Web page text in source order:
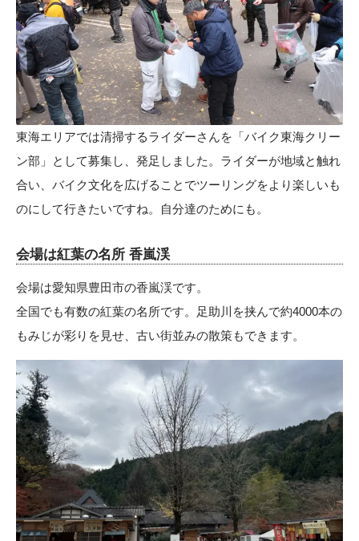
東海エリアでは清掃するライダーさんを「バイク東海クリー
ン部」として募集し、発足しました。ライダーが地域と触れ
合い、バイク文化を広げることでツーリングをより楽しいも
のにして行きたいですね。自分達のためにも。
会場は紅葉の名所 香嵐渓
会場は愛知県豊田市の香嵐渓です。
全国でも有数の紅葉の名所です。足助川を挟んで約4000本の
もみじが彩りを見せ、古い街並みの散策もできます。